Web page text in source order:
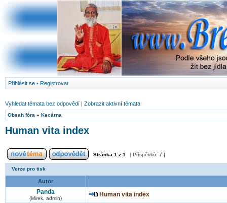
Přihlásit se • Registrovat
Vyhledat témata bez odpovědí | Zobrazit aktivní témata
Obsah fóra » Kecárna
Human vita index
Stránka 1 z 1 [ Příspěvků: 7 ]
Verze pro tisk
Autor
Panda
(Mirek, admin)
Human vita index